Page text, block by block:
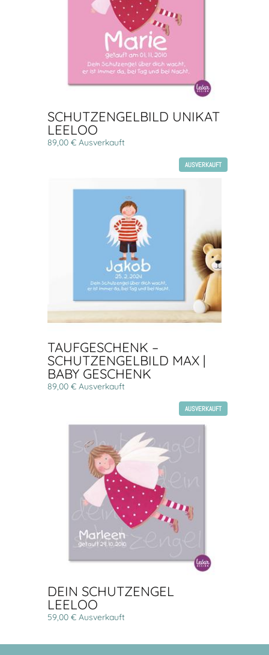
SCHUTZENGELBILD UNIKAT
LEELOO
89,00 € Ausverkauft
AUSVERKAUFT
TAUFGESCHENK –
SCHUTZENGELBILD MAX |
BABY GESCHENK
89,00 € Ausverkauft
AUSVERKAUFT
DEIN SCHUTZENGEL
LEELOO
59,00 € Ausverkauft